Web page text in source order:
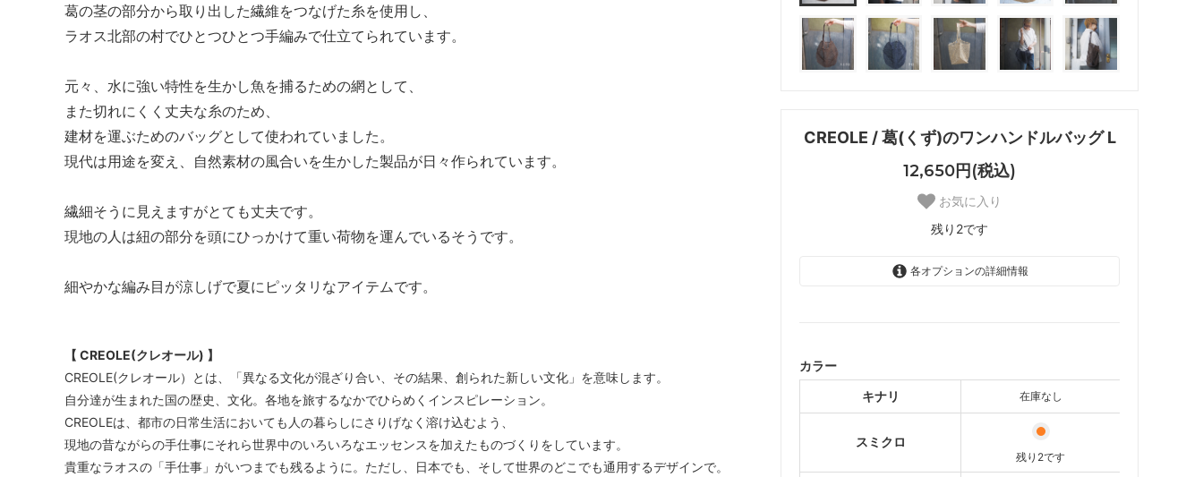
CREOLE / 葛(くず)のワンハンドルバッグ L
12,650円(税込)
お気に入り
残り2です
各オプションの詳細情報
SOLD OUT
カラー
キナリ
在庫なし
スミクロ
残り2です
葛の茎の部分から取り出した繊維をつなげた糸を使用し、
ラオス北部の村でひとつひとつ手編みで仕立てられています。
元々、水に強い特性を生かし魚を捕るための網として、
また切れにくく丈夫な糸のため、
建材を運ぶためのバッグとして使われていました。
現代は用途を変え、自然素材の風合いを生かした製品が日々作られています。
繊細そうに見えますがとても丈夫です。
現地の人は紐の部分を頭にひっかけて重い荷物を運んでいるそうです。
細やかな編み目が涼しげで夏にピッタリなアイテムです。
【 CREOLE(クレオール) 】
CREOLE(クレオール）とは、「異なる文化が混ざり合い、その結果、創られた新しい文化」を意味します。
自分達が生まれた国の歴史、文化。各地を旅するなかでひらめくインスピレーション。
CREOLEは、都市の日常生活においても人の暮らしにさりげなく溶け込むよう、
現地の昔ながらの手仕事にそれら世界中のいろいろなエッセンスを加えたものづくりをしています。
貴重なラオスの「手仕事」がいつまでも残るように。ただし、日本でも、そして世界のどこでも通用するデザインで。